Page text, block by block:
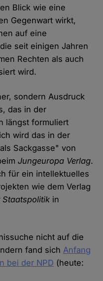
Blick wie eine
Gegenwart wirkt,
auf eine
seit einigen Jahren
Rechten als auch
wird.
sondern Ausdruck
das in der
längst formuliert
wird das in der
Sackgasse" von
Jungeuropa Verlag.
für ein intellektuelles
wie dem Verlag
in
nicht auf die
fand sich Anfang
bei der NPD (heute: